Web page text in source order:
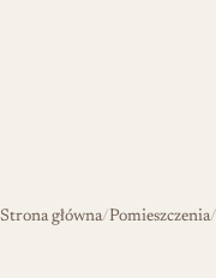
Strona główna Pomieszczenia